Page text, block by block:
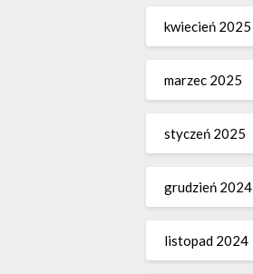
kwiecień 2025
marzec 2025
styczeń 2025
grudzień 2024
listopad 2024